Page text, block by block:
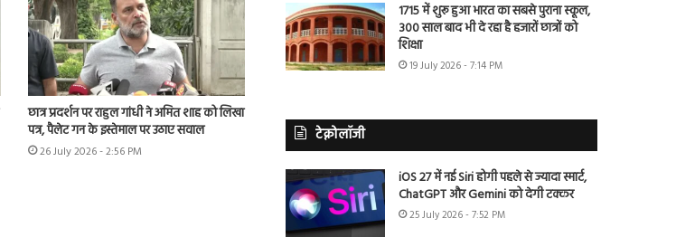
छात्र प्रदर्शन पर राहुल गांधी ने अमित शाह को लिखा
पत्र, पैलेट गन के इस्तेमाल पर उठाए सवाल
26 July 2026 - 2:56 PM
1715 में शुरू हुआ भारत का सबसे पुराना स्कूल,
300 साल बाद भी दे रहा है हजारों छात्रों को
शिक्षा
19 July 2026 - 7:14 PM
टेक्नोलॉजी
iOS 27 में नई Siri होगी पहले से ज्यादा स्मार्ट,
ChatGPT और Gemini को देगी टक्कर
25 July 2026 - 7:52 PM